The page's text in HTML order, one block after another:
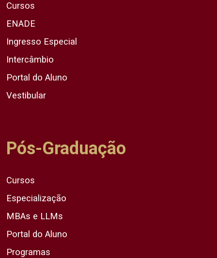
Cursos
ENADE
Ingresso Especial
Intercâmbio
Portal do Aluno
Vestibular
Pós-Graduação
Cursos
Especialização
MBAs e LLMs
Portal do Aluno
Programas